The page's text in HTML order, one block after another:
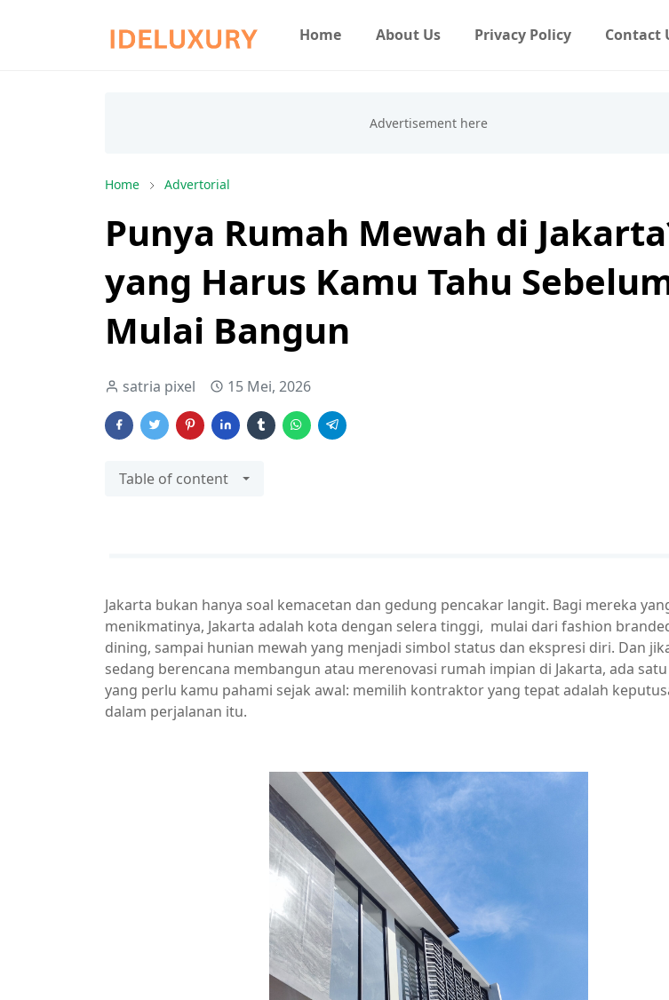
Home About Us Privacy Policy Contact
Home Advertorial
Punya Rumah Mewah di
yang Harus Kamu Tahu
Mulai Bangun
satria pixel 15 Mei, 2026
Table of content
Jakarta bukan hanya soal kemacetan dan gedung pencakar langit. Bagi mereka
menikmatinya, Jakarta adalah kota dengan selera tinggi, mulai dari fashion
dining, sampai hunian mewah yang menjadi simbol status dan ekspresi diri. Dan
sedang berencana membangun atau merenovasi rumah impian di Jakarta, ada
yang perlu kamu pahami sejak awal: memilih kontraktor yang tepat adalah
dalam perjalanan itu.